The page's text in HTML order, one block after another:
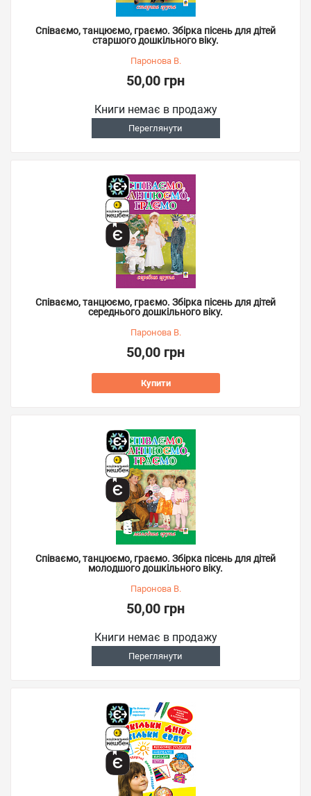
Співаємо, танцюємо, граємо. Збірка пісень для дітей
старшого дошкільного віку.
Паронова В.
50,00 грн
Книги немає в продажу
Переглянути
Співаємо, танцюємо, граємо. Збірка пісень для дітей
середнього дошкільного віку.
Паронова В.
50,00 грн
Купити
Співаємо, танцюємо, граємо. Збірка пісень для дітей
молодшого дошкільного віку.
Паронова В.
50,00 грн
Книги немає в продажу
Переглянути